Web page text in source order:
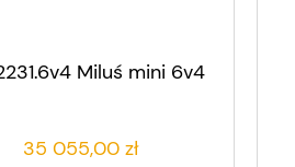
Miluś mini 6v4
35 055,00 zł